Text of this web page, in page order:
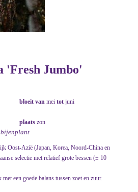
'Fresh Jumbo'
bloeit van mei tot juni
plaats zon
Oost-Azië (Japan, Korea, Noord-China en
selectie met relatief grote bessen (± 10
een goede balans tussen zoet en zuur.